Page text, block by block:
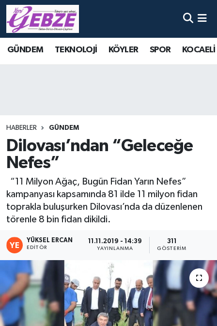
GÜNDEM TEKNOLOJİ KÖYLER SPOR
HABERLER GÜNDEM
Dilovası’ndan “Geleceğe
Nefes”
“11 Milyon Ağaç, Bugün Fidan Yarın Nefes”
kampanyası kapsamında 81 ilde 11 milyon fidan
toprakla buluşurken Dilovası’nda da düzenlenen
törenle 8 bin fidan dikildi.
YÜKSEL ERCAN
EDITÖR
11.11.2019 - 14:39
YAYINLANMA
311
GÖSTERIM
Nöbetçi Eczaneler
Tüm Manşetler
Son Dakika Haberleri
Haber Arşivi